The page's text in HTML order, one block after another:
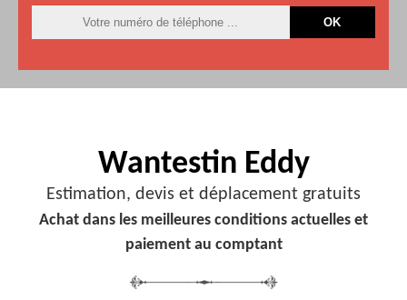
Wantestin Eddy
Estimation, devis et déplacement gratuits
Achat dans les meilleures conditions actuelles et
paiement au comptant